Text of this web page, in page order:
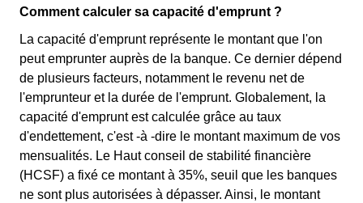
Comment calculer sa capacité d'emprunt ?
La capacité d'emprunt représente le montant que l'on
peut emprunter auprès de la banque. Ce dernier dépend
de plusieurs facteurs, notamment le revenu net de
l'emprunteur et la durée de l'emprunt. Globalement, la
capacité d'emprunt est calculée grâce au taux
d'endettement, c'est -à -dire le montant maximum de vos
mensualités. Le Haut conseil de stabilité financière
(HCSF) a fixé ce montant à 35%, seuil que les banques
ne sont plus autorisées à dépasser. Ainsi, le montant